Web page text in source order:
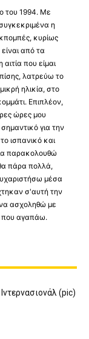
του 1994. Με
η
κυρίως
από τα
που είμαι
λατρεύω το
ηλικία, στο
Επιπλέον,
ώρες μου
για την
ισπανικό και
παρακολουθώ
πάρα πολλά,
μέσα
σ'αυτή την
ασχοληθώ με
που αγαπάω.
Ιντερνασιονάλ (pic)